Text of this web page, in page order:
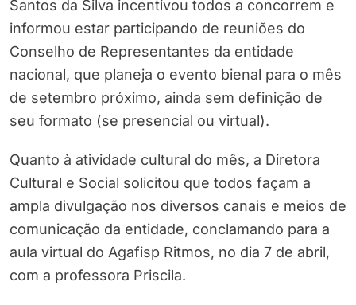
Santos da Silva incentivou todos a concorrem e
informou estar participando de reuniões do
Conselho de Representantes da entidade
nacional, que planeja o evento bienal para o mês
de setembro próximo, ainda sem definição de
seu formato (se presencial ou virtual).
Quanto à atividade cultural do mês, a Diretora
Cultural e Social solicitou que todos façam a
ampla divulgação nos diversos canais e meios de
comunicação da entidade, conclamando para a
aula virtual do Agafisp Ritmos, no dia 7 de abril,
com a professora Priscila.